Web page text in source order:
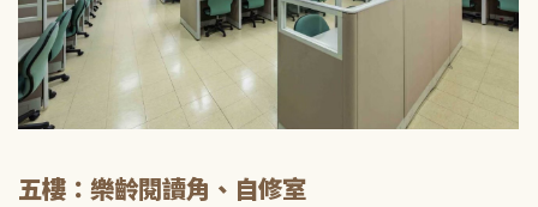
五樓：樂齡閱讀角、自修室